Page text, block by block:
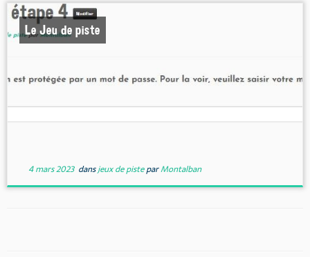
Le Jeu de piste
4 mars 2023dansjeux de pisteparMontalban